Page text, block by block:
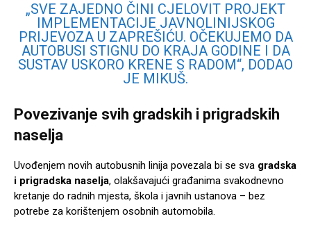
„SVE ZAJEDNO ČINI CJELOVIT PROJEKT
IMPLEMENTACIJE JAVNOLINIJSKOG
PRIJEVOZA U ZAPREŠIĆU. OČEKUJEMO DA
AUTOBUSI STIGNU DO KRAJA GODINE I DA
SUSTAV USKORO KRENE S RADOM“, DODAO
JE MIKUŠ.
Povezivanje svih gradskih i prigradskih
naselja
Uvođenjem novih autobusnih linija povezala bi se sva gradska
i prigradska naselja, olakšavajući građanima svakodnevno
kretanje do radnih mjesta, škola i javnih ustanova – bez
potrebe za korištenjem osobnih automobila.